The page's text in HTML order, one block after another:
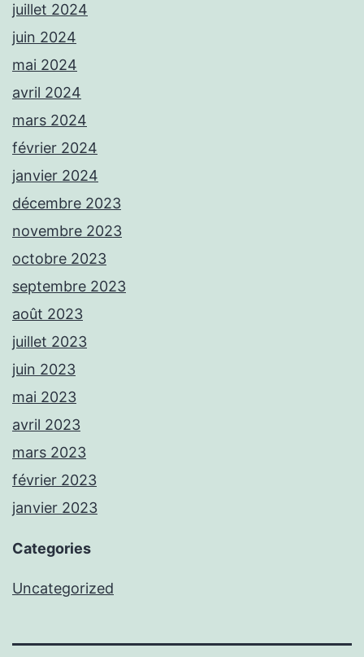
juillet 2024
juin 2024
mai 2024
avril 2024
mars 2024
février 2024
janvier 2024
décembre 2023
novembre 2023
octobre 2023
septembre 2023
août 2023
juillet 2023
juin 2023
mai 2023
avril 2023
mars 2023
février 2023
janvier 2023
Categories
Uncategorized